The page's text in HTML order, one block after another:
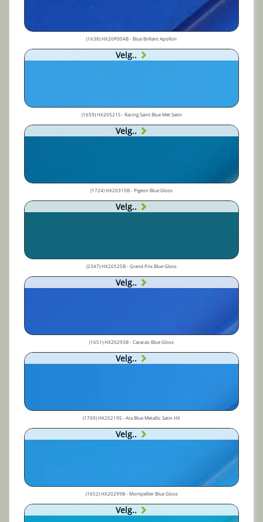
(1638) HX20P004B - Blue Brillant Apollon
Velg..
(1659) HX20521S - Racing Saint Blue Met Satin
Velg..
(1724) HX20315B - Pigeon Blue Gloss
Velg..
(2347) HX20525B - Grand Prix Blue Gloss
Velg..
(1651) HX20293B - Caracao Blue Gloss
Velg..
(1709) HX20219S - Ara Blue Metallic Satin HX
Velg..
(1652) HX20299B - Montpellier Blue Gloss
Velg..